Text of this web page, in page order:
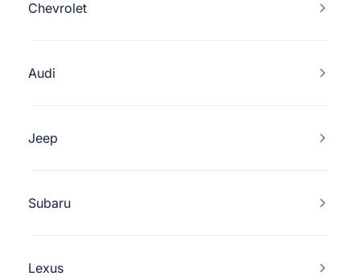
Chevrolet
Audi
Jeep
Subaru
Lexus